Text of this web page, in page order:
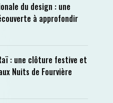
du design : une
à approfondir
: une clôture festive et
Nuits de Fourvière